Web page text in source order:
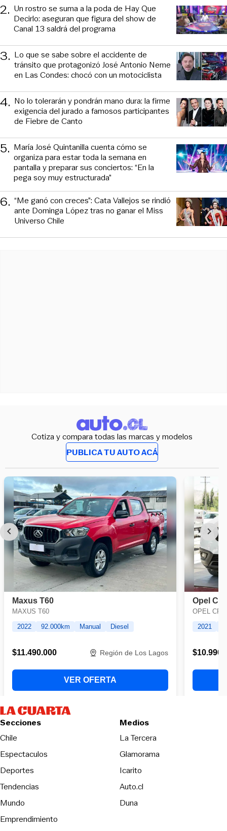
2. Un rostro se suma a la poda de Hay Que
Decirlo: aseguran que figura del show de
Canal 13 saldrá del programa
3. Lo que se sabe sobre el accidente de
tránsito que protagonizó José Antonio Neme
en Las Condes: chocó con un motociclista
4. No lo tolerarán y pondrán mano dura: la firme
exigencia del jurado a famosos participantes
de Fiebre de Canto
5. María José Quintanilla cuenta cómo se
organiza para estar toda la semana en
pantalla y preparar sus conciertos: “En la
pega soy muy estructurada”
6. “Me ganó con creces”: Cata Vallejos se rindió
ante Dominga López tras no ganar el Miss
Universo Chile
Cotiza y compara todas las marcas y modelos
PUBLICA TU AUTO ACÁ
Secciones
Chile
Espectaculos
Deportes
Tendencias
Mundo
Emprendimiento
Medios
La TerceraOpens in new
Glamorama
Icarito
Auto.cl
DunaOpens in new window